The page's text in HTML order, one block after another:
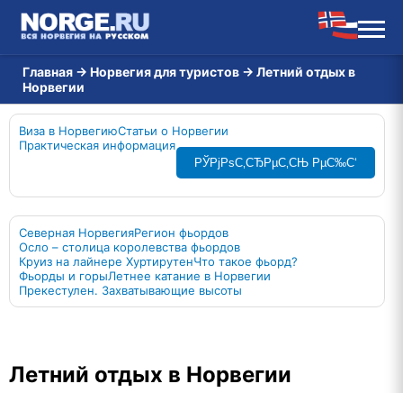
Главная → Норвегия для туристов → Летний отдых в
Норвегии
Виза в НорвегиюСтатьи о Норвегии
Практическая информация
РЎРјРѕС‚СЂРµС‚СЊ РµС‰С‘
Северная НорвегияРегион фьордов
Осло – столица королевства фьордов
Круиз на лайнере ХуртирутенЧто такое фьорд?
Фьорды и горыЛетнее катание в Норвегии
Прекестулен. Захватывающие высоты
Летний отдых в Норвегии